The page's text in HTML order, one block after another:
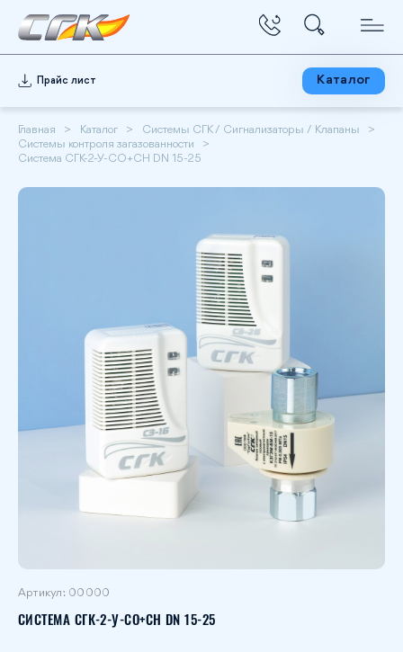
Прайс лист Каталог
Главная Каталог
Системы СГК / Сигнализаторы / Клапаны
Системы контроля загазованности
Система СГК-2-У-СО+СН DN 15-25
Артикул: 00000
СИСТЕМА СГК-2-У-СО+СН DN 15-25